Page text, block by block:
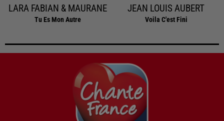
LARA FABIAN & MAURANE
Tu Es Mon Autre
JEAN LOUIS AUBERT
Voila C'est Fini